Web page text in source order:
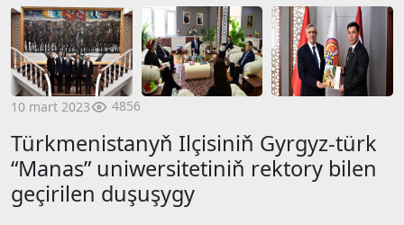
10 mart 2023 4856
Türkmenistanyň Ilçisiniň Gyrgyz-türk
“Manas” uniwersitetiniň rektory bilen
geçirilen duşuşygy